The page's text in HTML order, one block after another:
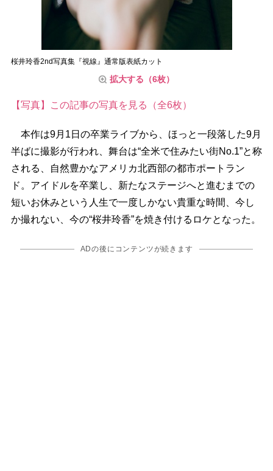
桜井玲香2nd写真集『視線』通常版表紙カット
拡大する（6枚）
【写真】この記事の写真を見る（全6枚）
本作は9月1日の卒業ライブから、ほっと一段落した9月
半ばに撮影が行われ、舞台は“全米で住みたい街No.1”と称
される、自然豊かなアメリカ北西部の都市ポートラン
ド。アイドルを卒業し、新たなステージへと進むまでの
短いお休みという人生で一度しかない貴重な時間、今し
か撮れない、今の“桜井玲香”を焼き付けるロケとなった。
ADの後にコンテンツが続きます